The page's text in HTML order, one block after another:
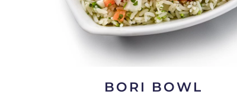
BORI BOWL